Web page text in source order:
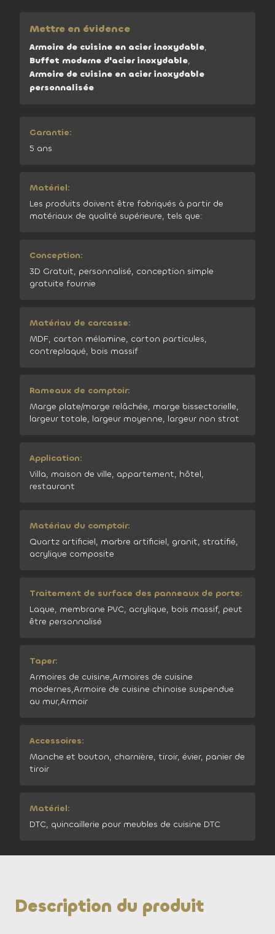
Mettre en évidence
Armoire de cuisine en acier inoxydable,
Buffet moderne d'acier inoxydable,
Armoire de cuisine en acier inoxydable
personnalisée
Garantie:
5 ans
Matériel:
Les produits doivent être fabriqués à partir de
matériaux de qualité supérieure, tels que:
Conception:
3D Gratuit, personnalisé, conception simple
gratuite fournie
Matériau de carcasse:
MDF, carton mélamine, carton particules,
contreplaqué, bois massif
Rameaux de comptoir:
Marge plate/marge relâchée, marge bissectorielle,
largeur totale, largeur moyenne, largeur non strat
Application:
Villa, maison de ville, appartement, hôtel,
restaurant
Matériau du comptoir:
Quartz artificiel, marbre artificiel, granit, stratifié,
acrylique composite
Traitement de surface des panneaux de porte:
Laque, membrane PVC, acrylique, bois massif, peut
être personnalisé
Taper:
Armoires de cuisine,Armoires de cuisine
modernes,Armoire de cuisine chinoise suspendue
au mur,Armoir
Accessoires:
Manche et bouton, charnière, tiroir, évier, panier de
tiroir
Matériel:
DTC, quincaillerie pour meubles de cuisine DTC
Description du produit